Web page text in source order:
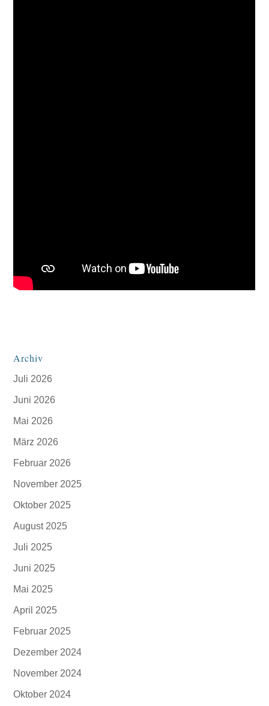
Archiv
Juli 2026
Juni 2026
Mai 2026
März 2026
Februar 2026
November 2025
Oktober 2025
August 2025
Juli 2025
Juni 2025
Mai 2025
April 2025
Februar 2025
Dezember 2024
November 2024
Oktober 2024